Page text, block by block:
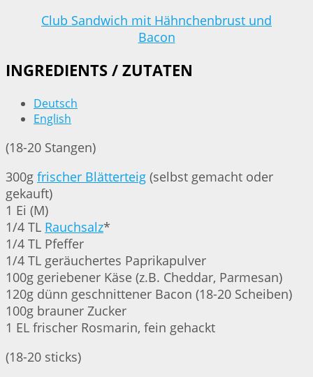
Club Sandwich mit Hähnchenbrust und
Bacon
INGREDIENTS / ZUTATEN
Deutsch
English
(18-20 Stangen)
300g frischer Blätterteig (selbst gemacht oder
gekauft)
1 Ei (M)
1/4 TL Rauchsalz*
1/4 TL Pfeffer
1/4 TL geräuchertes Paprikapulver
100g geriebener Käse (z.B. Cheddar, Parmesan)
120g dünn geschnittener Bacon (18-20 Scheiben)
100g brauner Zucker
1 EL frischer Rosmarin, fein gehackt
(18-20 sticks)